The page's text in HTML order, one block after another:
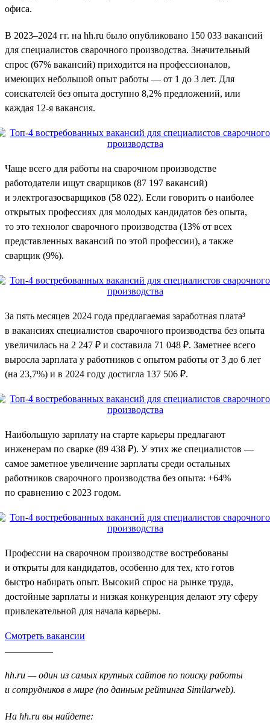
офиса.
В 2023–2024 гг. на hh.ru было опубликовано 150 033 вакансий
для специалистов сварочного производства. Значительный
спрос (67% вакансий) приходится на профессионалов,
имеющих небольшой опыт работы — от 1 до 3 лет. Для
соискателей без опыта доступно 8,2% предложений, или
каждая 12-я вакансия.
Чаще всего для работы на сварочном производстве
работодатели ищут сварщиков (87 197 вакансий)
и электрогазосварщиков (58 022). Если говорить о наиболее
открытых профессиях для молодых кандидатов без опыта,
то это технолог сварочного производства (13% от всех
представленных вакансий по этой профессии), а также
сварщик (9%).
За пять месяцев 2024 года предлагаемая заработная плата³
в вакансиях специалистов сварочного производства без опыта
увеличилась на 2 247 ₽ и составила 71 048 ₽. Заметнее всего
выросла зарплата у работников с опытом работы от 3 до 6 лет
(на 23,7%) и в 2024 году достигла 137 506 ₽.
Наибольшую зарплату на старте карьеры предлагают
инженерам по сварке (89 438 ₽). У этих же специалистов —
самое заметное увеличение зарплаты среди остальных
работников сварочного производства без опыта: +64%
по сравнению с 2023 годом.
Профессии на сварочном производстве востребованы
и открыты для кандидатов, особенно для тех, кто готов
быстро набирать опыт. Высокий спрос на рынке труда,
достойные зарплаты и низкая конкуренция делают эту сферу
привлекательной для начала карьеры.
Смотреть вакансии
hh.ru — один из самых крупных сайтов по поиску работы
и сотрудников в мире (по данным рейтинга Similarweb).
На hh.ru вы найдете: